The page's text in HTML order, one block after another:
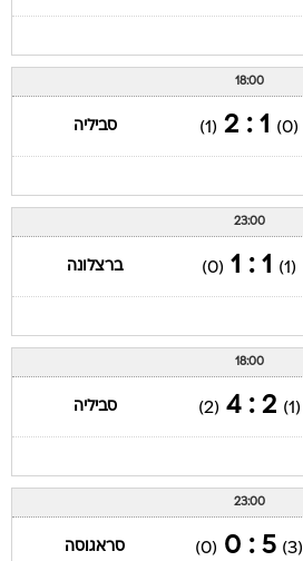
18:00
(0)
1 : 2
(1) סביליה
23:00
(1)
1 : 1
(0) ברצלונה
18:00
(1)
2 : 4
(2) סביליה
23:00
(3)
5 : 0
(0) סראגוסה